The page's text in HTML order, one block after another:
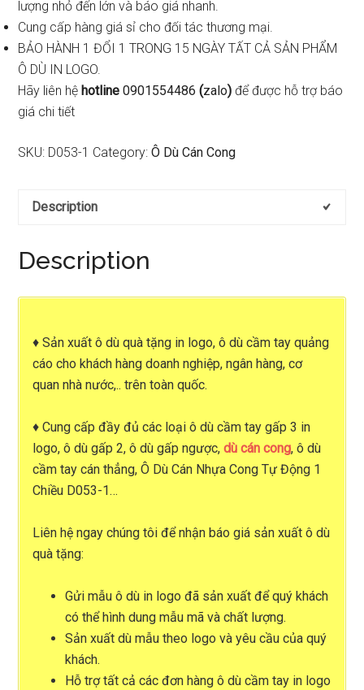
lượng nhỏ đến lớn và báo giá nhanh.
Cung cấp hàng giá sỉ cho đối tác thương mại.
BẢO HÀNH 1 ĐỔI 1 TRONG 15 NGÀY TẤT CẢ SẢN PHẨM
Ô DÙ IN LOGO.
Hãy liên hệ hotline0901554486 (zalo) để được hỗ trợ báo
giá chi tiết
SKU: D053-1 Category:Ô Dù Cán Cong
Description
Description
♦Sản xuất ô dù quà tặng in logo,ô dù cầm tay quảng
cáo cho khách hàng doanh nghiệp, ngân hàng, cơ
quan nhà nước,.. trên toàn quốc.
♦ Cung cấp đầy đủ các loạiô dù cầm tay gấp 3 in
logo, ô dù gấp 2, ô dù gấp ngược,dù cán cong, ô dù
cầm tay cán thẳng, Ô Dù Cán Nhựa Cong Tự Động 1
Chiều D053-1…
Liên hệ ngay chúng tôi để nhậnbáo giá sản xuất ô dù
quà tặng:
Gửi mẫu ô dù in logo đã sản xuất để quý khách
có thể hình dung mẫu mã và chất lượng.
Sản xuất dù mẫu theo logo và yêu cầu của quý
khách.
Hỗ trợ tất cả các đơn hàng ô dù cầm tay in logo